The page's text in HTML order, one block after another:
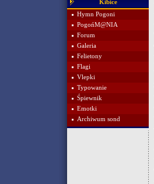
Kibice
Hymn Pogoni
PogońM@NIA
Forum
Galeria
Felietony
Flagi
Vlepki
Typowanie
Śpiewnik
Emotki
Archiwum sond